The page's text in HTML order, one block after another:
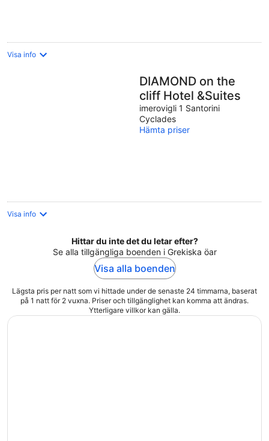
Visa info
DIAMOND on the
cliff Hotel &Suites
imerovigli 1 Santorini
Cyclades
Hämta priser
Visa info
Hittar du inte det du letar efter?
Se alla tillgängliga boenden i Grekiska öar
Visa alla boenden
Lägsta pris per natt som vi hittade under de senaste 24 timmarna, baserat
på 1 natt för 2 vuxna. Priser och tillgänglighet kan komma att ändras.
Ytterligare villkor kan gälla.